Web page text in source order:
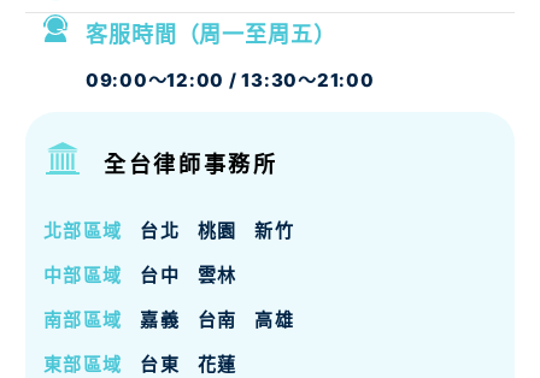
客服時間（周一至周五）
09:00～12:00 / 13:30～21:00
全台律師事務所
北部區域 台北 桃園 新竹
南部區域 嘉義 台南 高雄
中部區域 台中 雲林
東部區域 台東 花蓮